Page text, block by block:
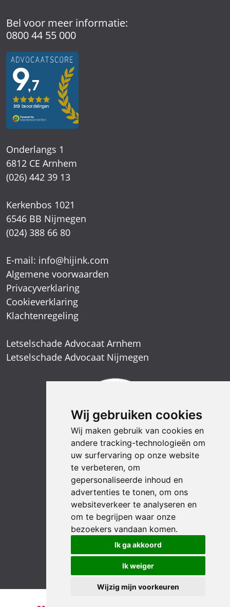
Wij gebruiken cookies
Wij maken gebruik van cookies en
andere tracking-technologieën om
uw surfervaring op onze website
te verbeteren, om
gepersonaliseerde inhoud en
advertenties te tonen, om ons
websiteverkeer te analyseren en
om te begrijpen waar onze
bezoekers vandaan komen.
Ik ga akkoord
Ik weiger
Wijzig mijn voorkeuren
Bel voor meer informatie:
0800 44 55 000
Onderlangs 1
6812 CE Arnhem
(026) 442 39 13
Kerkenbos 1021
6546 BB Nijmegen
(024) 388 66 80
E-mail: info@hijink.com
Algemene voorwaarden
Privacyverklaring
Cookieverklaring
Klachtenregeling
Letselschade Advocaat Arnhem
Letselschade Advocaat Nijmegen
LinkedIn YouTube InstagramFacebook